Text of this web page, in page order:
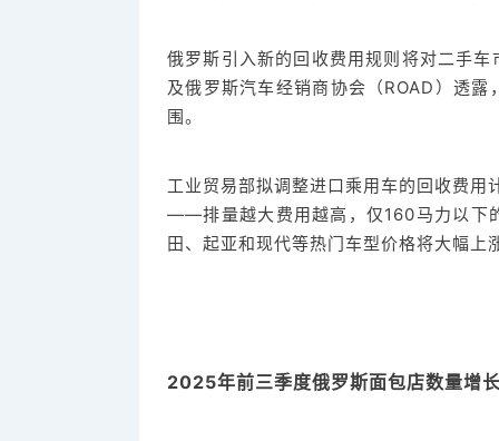
俄罗斯引入新的回收费用规则将对二手
及俄罗斯汽车经销商协会（ROAD）透
围。
工业贸易部拟调整进口乘用车的回收费用
——排量越大费用越高，仅160马力以下
田、起亚和现代等热门车型价格将大幅上
2025年前三季度俄罗斯面包店数量增